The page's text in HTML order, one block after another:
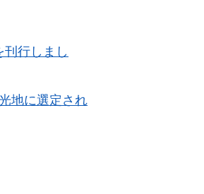
行しまし
地に選定され